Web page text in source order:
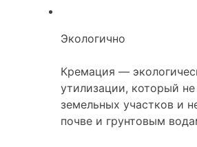
Экологично
Кремация —
утилизации, который
земельных участков и
почве и грунтовым